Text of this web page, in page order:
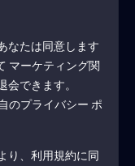
なたは同意します
マーケティング関
できます。
のプライバシー ポ
り、利用規約に同